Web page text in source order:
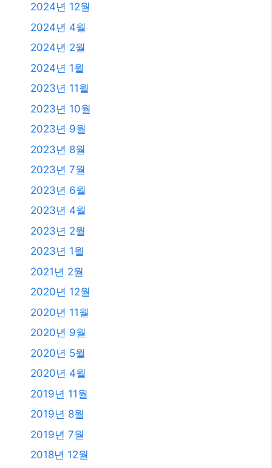
2024년 12월
2024년 4월
2024년 2월
2024년 1월
2023년 11월
2023년 10월
2023년 9월
2023년 8월
2023년 7월
2023년 6월
2023년 4월
2023년 2월
2023년 1월
2021년 2월
2020년 12월
2020년 11월
2020년 9월
2020년 5월
2020년 4월
2019년 11월
2019년 8월
2019년 7월
2018년 12월